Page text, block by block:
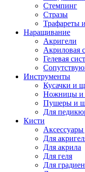
Стемпинг
Стразы
Трафареты
Наращивание
Акригели
Акриловая
Гелевая
Инструменты
Кусачки и
Ножницы и
Пушеры и
Для
Кисти
Аксессуары
Для
Для акрила
Для геля
Для